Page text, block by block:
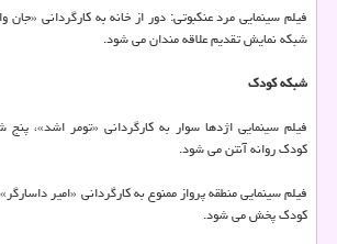
شبکه نمایش تقدیم علاقه مندان می شود.
شبکه کودک
کودک روانه آنتن می شود.
کودک پخش می شود.